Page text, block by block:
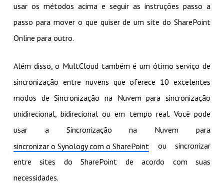
usar os métodos acima e seguir as instruções passo a
passo para mover o que quiser de um site do SharePoint
Online para outro.
Além disso, o MultCloud também é um ótimo serviço de
sincronização entre nuvens que oferece 10 excelentes
modos de Sincronização na Nuvem para sincronização
unidirecional, bidirecional ou em tempo real. Você pode
usar a Sincronização na Nuvem para
sincronizar o Synology com o SharePoint ou sincronizar
entre sites do SharePoint de acordo com suas
necessidades.